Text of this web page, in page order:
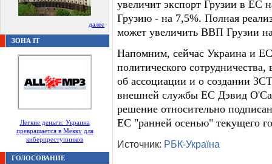
далее
ЗОНА IT
Легкие деньги: Украина
превращается в Мекку для
киберпреступников
ГОЛОСОВАНИЕ
увеличит экспорт Грузии в ЕС
Грузию - на 7,5%. Полная
может увеличить ВВП Грузии
Напомним, сейчас Украина и
политического
об ассоциации и о создании
внешней службы ЕС Дэвид
решение относительно
ЕС "ранней осенью" текущего
Источник: РБК-Україна